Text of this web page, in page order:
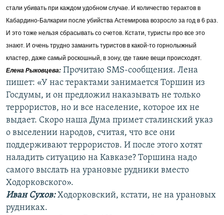
стали убивать при каждом удобном случае. И количество терактов в
Кабардино-Балкарии после убийства Астемирова возросло за год в 6 раз.
И это тоже нельзя сбрасывать со счетов. Кстати, туристы про все это
знают. И очень трудно заманить туристов в какой-то горнолыжный
кластер, даже самый роскошный, в зону, где такие вещи происходят.
Елена Рыковцева: Прочитаю SMS-сообщения. Лена
пишет: «У нас терактами занимается Торшин из
Госдумы, и он предложил наказывать не только
террористов, но и все население, которое их не
выдает. Скоро наша Дума примет сталинский указ
о выселении народов, считая, что все они
поддерживают террористов. И после этого хотят
наладить ситуацию на Кавказе? Торшина надо
самого выслать на урановые рудники вместо
Ходорковского».
Иван Сухов:Ходорковский, кстати, не на урановых
рудниках.